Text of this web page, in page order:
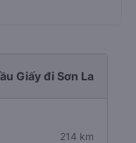
Giấy đi Sơn La
214 km